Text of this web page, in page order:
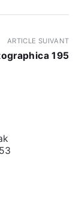
ARTICLE SUIVANT
195